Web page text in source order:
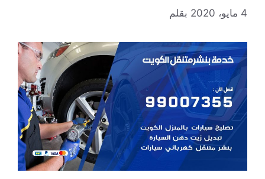
4 مايو، 2020 بقلم